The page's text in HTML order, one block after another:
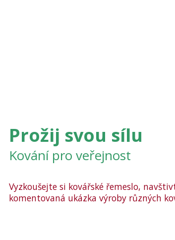
Prožij svou sílu
Kování pro veřejnost
Vyzkoušejte si kovářské řemeslo,
komentovaná ukázka výroby různých